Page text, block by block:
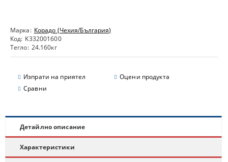
Марка: Корадо (Чехия/България)
Код: K332001600
Тегло: 24.160кг
Изпрати на приятел
Оцени продукта
Сравни
Детайлно описание
Характеристики